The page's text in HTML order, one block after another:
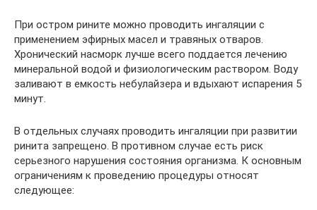
При остром рините можно проводить ингаляции с
применением эфирных масел и травяных отваров.
Хронический насморк лучше всего поддается лечению
минеральной водой и физиологическим раствором. Воду
заливают в емкость небулайзера и вдыхают испарения 5
минут.
В отдельных случаях проводить ингаляции при развитии
ринита запрещено. В противном случае есть риск
серьезного нарушения состояния организма. К основным
ограничениям к проведению процедуры относят
следующее: